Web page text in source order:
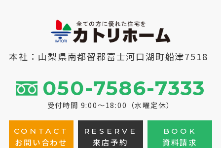
本社：山梨県南都留郡富士河口湖町船津7518
050-7586-7333
受付時間 9:00～18:00（水曜定休）
CONTACT
お問い合わせ
RESERVE
来店予約
BOOK
資料請求